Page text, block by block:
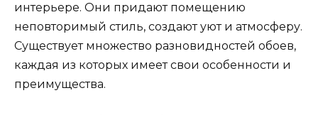
интерьере. Они придают помещению
неповторимый стиль, создают уют и атмосферу.
Существует множество разновидностей обоев,
каждая из которых имеет свои особенности и
преимущества.